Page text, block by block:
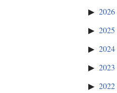
2026
2025
2024
2023
2022